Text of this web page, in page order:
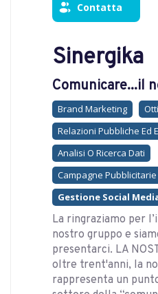
Contatta
Sinergika
Comunicare...il
Brand Marketing
Relazioni Pubbliche Ed
Analisi O Ricerca Dati
Campagne Pubblicitarie
Gestione Social
La ringraziamo per
nostro gruppo e
presentarci. LA
oltre trent'anni, la
rappresenta un